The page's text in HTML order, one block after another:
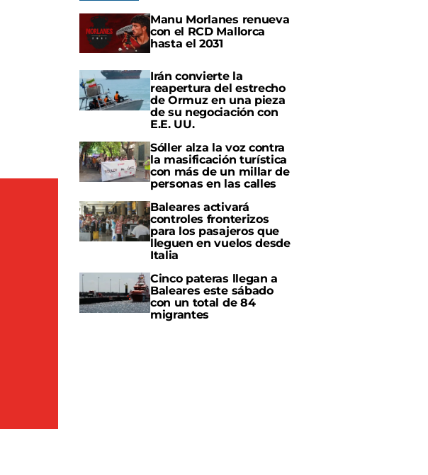
Manu Morlanes renueva
con el RCD Mallorca
hasta el 2031
Irán convierte la
reapertura del estrecho
de Ormuz en una pieza
de su negociación con
E.E. UU.
Sóller alza la voz contra
la masificación turística
con más de un millar de
personas en las calles
Baleares activará
controles fronterizos
para los pasajeros que
lleguen en vuelos desde
Italia
Cinco pateras llegan a
Baleares este sábado
con un total de 84
migrantes